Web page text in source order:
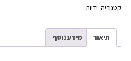
קטגוריה: ידיות
תיאור מידע נוסף